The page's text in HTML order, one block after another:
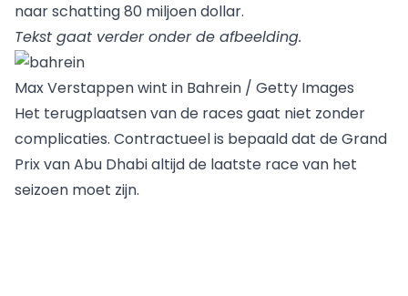
naar schatting 80 miljoen dollar.
Tekst gaat verder onder de afbeelding.
Max Verstappen wint in Bahrein / Getty Images
Het terugplaatsen van de races gaat niet zonder
complicaties. Contractueel is bepaald dat deGrand
Prix van Abu Dhabialtijd de laatste race van het
seizoen moet zijn.